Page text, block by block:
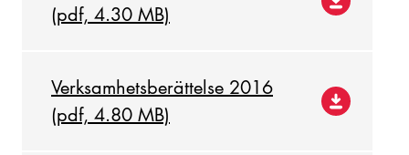
(pdf, 4.30 MB)
Verksamhetsberättelse 2016
(pdf, 4.80 MB)